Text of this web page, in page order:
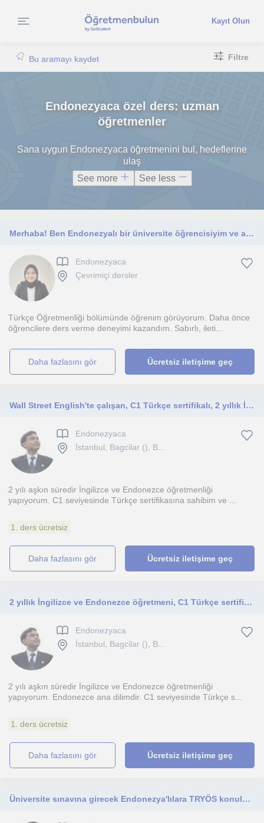
Kayıt Olun
Bu aramayı kaydet Filtre
Endonezyaca özel ders: uzman
öğretmenler
Sana uygun Endonezyaca öğretmenini bul, hedeflerine
ulaş
See more
See less
Merhaba! Ben Endonezyalı bir üniversite öğrencisiyim ve ana dilim Endonezcedir. Endonezce öğrenmek isteyen çocuklara, gençlere ve
Endonezyaca
Çevrimiçi dersler
Türkçe Öğretmenliği bölümünde öğrenim görüyorum. Daha önce
öğrencilere ders verme deneyimi kazandım. Sabırlı, ileti...
daha fazlasını gör Ücretsiz iletişime geç
Wall Street English'te çalışan, C1 Türkçe sertifikalı, 2 yıllık İngilizce ve Endonezce öğretmeniyim
Endonezyaca
İstanbul, Bagcilar (), B...
2 yılı aşkın süredir İngilizce ve Endonezce öğretmenliği
yapıyorum. C1 seviyesinde Türkçe sertifikasına sahibim ve ...
1. ders ücretsiz
daha fazlasını gör Ücretsiz iletişime geç
2 yıllık İngilizce ve Endonezce öğretmeni, C1 Türkçe sertifikalı, ayrıca Türklere Endonezce özel ders veriyorum
Endonezyaca
İstanbul, Bagcilar (), B...
2 yılı aşkın süredir İngilizce ve Endonezce öğretmenliği
yapıyorum. Endonezce ana dilimdir. C1 seviyesinde Türkçe s...
1. ders ücretsiz
daha fazlasını gör Ücretsiz iletişime geç
Üniversite sınavına girecek Endonezya'lılara TRYÖS konuları ders veriyorum. Bunun yanında A1-A2 seviye türkçe ders veriyorum